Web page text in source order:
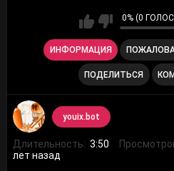
0% (0
ИНФОРМАЦИЯ
ПОДЕЛИТЬСЯ
youix.bot
Длительность: 3:50
лет назад